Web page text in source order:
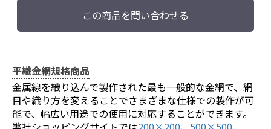
この商品を問い合わせる
平織金網規格商品
金属線を織り込んで製作された最も一般的な金網で、網
目や織り方を変えることでさまざまな仕様での製作が可
能で、幅広い用途での使用に対応することができます。